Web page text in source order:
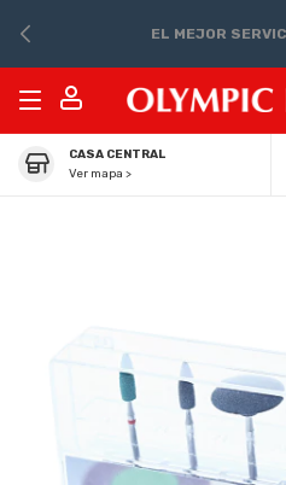
EL MEJOR
CASA CENTRAL
Ver mapa >